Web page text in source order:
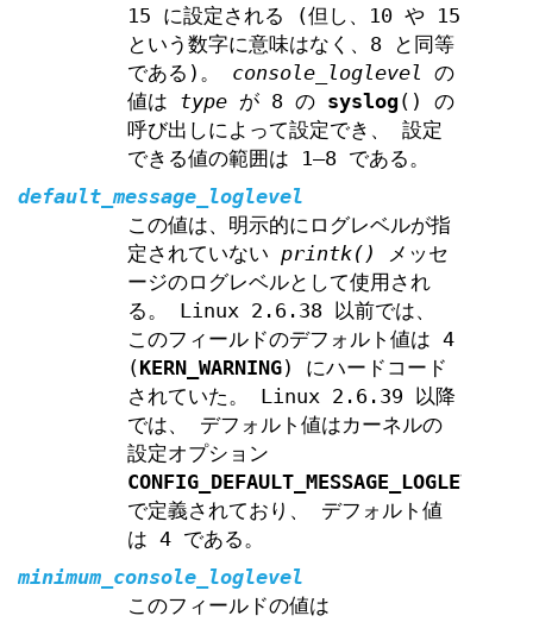
15 に設定される (但し、10 や 15
という数字に意味はなく、8 と同等
である)。 console_loglevel の
値は typeが 8 の syslog() の
呼び出しによって設定でき、 設定
できる値の範囲は 1–8 である。
default_message_loglevel
この値は、明示的にログレベルが指
定されていない printk()
メッセ
ージのログレベルとして使用され
る。 Linux 2.6.38 以前では、
このフィールドのデフォルト値は 4
(KERN_WARNING) にハードコード
されていた。 Linux 2.6.39 以降
では、 デフォルト値はカーネルの
設定オプション
CONFIG_DEFAULT_MESSAGE_LOGLEVEL
で定義されており、 デフォルト値
は 4 である。
minimum_console_loglevel
このフィールドの値は